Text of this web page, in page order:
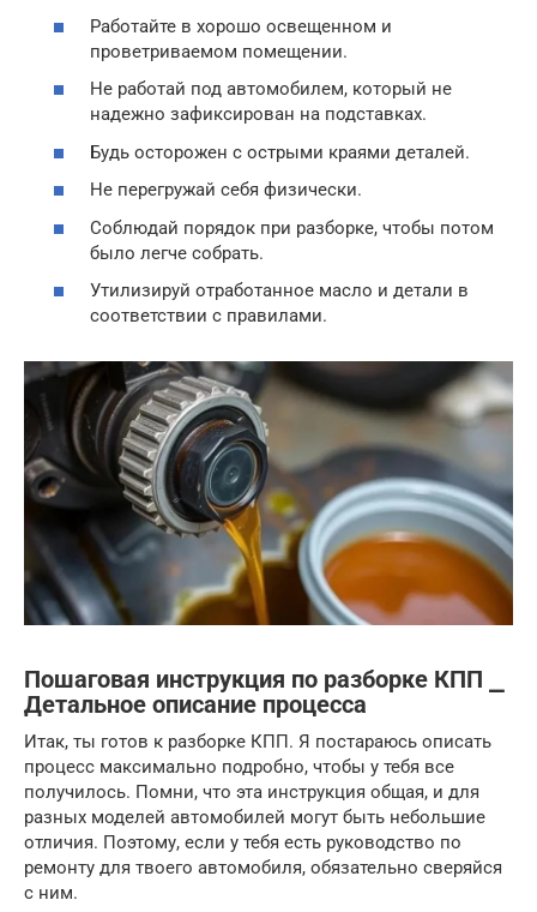
Работайте в хорошо освещенном и
проветриваемом помещении.
Не работай под автомобилем, который не
надежно зафиксирован на подставках.
Будь осторожен с острыми краями деталей.
Не перегружай себя физически.
Соблюдай порядок при разборке, чтобы потом
было легче собрать.
Утилизируй отработанное масло и детали в
соответствии с правилами.
Пошаговая инструкция по разборке КПП ⎯
Детальное описание процесса
Итак, ты готов к разборке КПП. Я постараюсь описать
процесс максимально подробно, чтобы у тебя все
получилось. Помни, что эта инструкция общая, и для
разных моделей автомобилей могут быть небольшие
отличия. Поэтому, если у тебя есть руководство по
ремонту для твоего автомобиля, обязательно сверяйся
с ним.